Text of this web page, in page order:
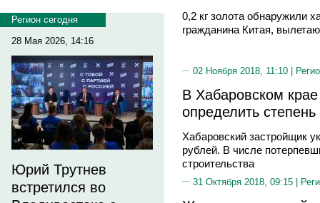
Регион сегодня
28 Мая 2026, 14:16
Юрий Трутнев
встретился во
0,2 кг золота обнаружили
гражданина Китая,
02 Ноября 2018, 11:10 |
В Хабаровском
определить
Хабаровский застройщик
рублей. В числе
строительства
31 Октября 2018, 09:15 |